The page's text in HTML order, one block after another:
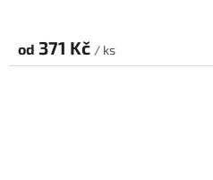
od 371 Kč / ks